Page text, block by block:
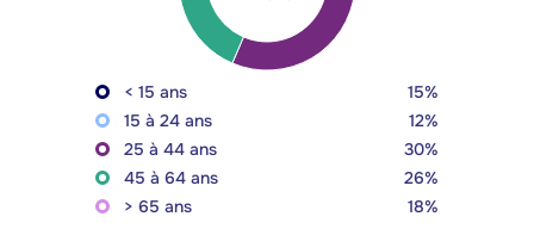
< 15 ans
15%
15 à 24 ans
12%
25 à 44 ans
30%
45 à 64 ans
26%
> 65 ans
18%